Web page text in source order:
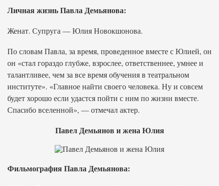
Личная жизнь Павла Демьянова:
Женат. Супруга — Юлия Новокшонова.
По словам Павла, за время, проведенное вместе с Юлией, он
он «стал гораздо глубже, взрослее, ответственнее, умнее и
талантливее, чем за все время обучения в театральном
институте». «Главное найти своего человека. Ну и совсем
будет хорошо если удастся пойти с ним по жизни вместе.
Спасибо вселенной», — отмечал актер.
Павел Демьянов и жена Юлия
Фильмография Павла Демьянова: